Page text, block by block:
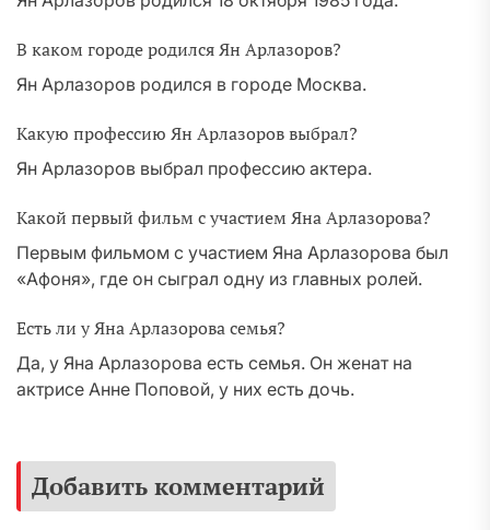
В каком городе родился Ян Арлазоров?
Ян Арлазоров родился в городе Москва.
Какую профессию Ян Арлазоров выбрал?
Ян Арлазоров выбрал профессию актера.
Какой первый фильм с участием Яна Арлазорова?
Первым фильмом с участием Яна Арлазорова был
«Афоня», где он сыграл одну из главных ролей.
Есть ли у Яна Арлазорова семья?
Да, у Яна Арлазорова есть семья. Он женат на
актрисе Анне Поповой, у них есть дочь.
Добавить комментарий